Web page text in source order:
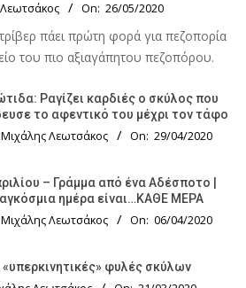
On: 26/05/2020
πάει πρώτη φορά για πεζοπορία
του πιο αξιαγάπητου πεζοπόρου.
Ραγίζει καρδιές ο σκύλος που
το αφεντικό του μέχρι τον τάφο
Μιχάλης Λεωτσάκος On: 29/04/2020
– Γράμμα από ένα Αδέσποτο |
ημέρα είναι…ΚΑΘΕ ΜΕΡΑ
Μιχάλης Λεωτσάκος On: 06/04/2020
«υπερκινητικές» φυλές σκύλων